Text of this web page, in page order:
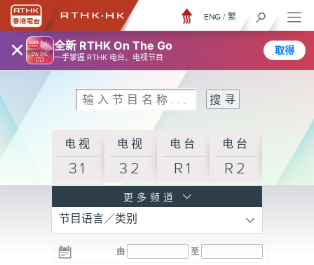
× 全新 RTHK On The Go
一手掌握 RTHK 电台、电视节目
取得
ENG / 繁
电视
31
电视
32
电台
R1
电台
R2
R3
电台 电台 电台
更多频道
节目语言／类别
由 至